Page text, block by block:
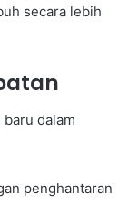
secara lebih
dalam
penghantaran